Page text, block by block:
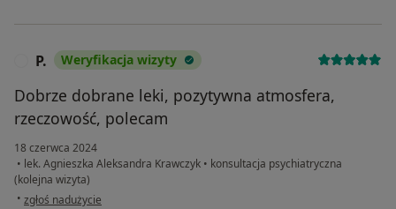
P. Weryfikacja wizyty
Dobrze dobrane leki, pozytywna atmosfera,
rzeczowość, polecam
18 czerwca 2024
• lek. Agnieszka Aleksandra Krawczyk • konsultacja psychiatryczna
(kolejna wizyta)
• w opinii użytkownika P.
zgłoś nadużycie